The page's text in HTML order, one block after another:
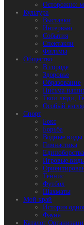
Осторожно:
Культура
Выставки
Интервью
События
Спектакли
Фильмы
Общество
В городе
Здоровье
Образование
Письма
Твои люди,
Особый
Спорт
Бокс
Борьба
Водные виды
Гимнастика
Единоборства
Игровые
Теннис
Футбол
Шахматы
Мой край
История
Фауна
Каталог